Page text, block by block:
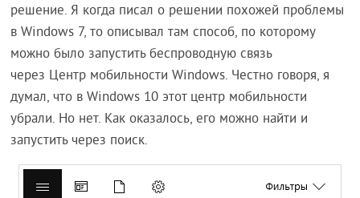
решение. Я когда писал о решении похожей проблемы
в Windows 7, то описывал там способ, по которому
можно было запустить беспроводную связь
через Центр мобильности Windows. Честно говоря, я
думал, что в Windows 10 этот центр мобильности
убрали. Но нет. Как оказалось, его можно найти и
запустить через поиск.